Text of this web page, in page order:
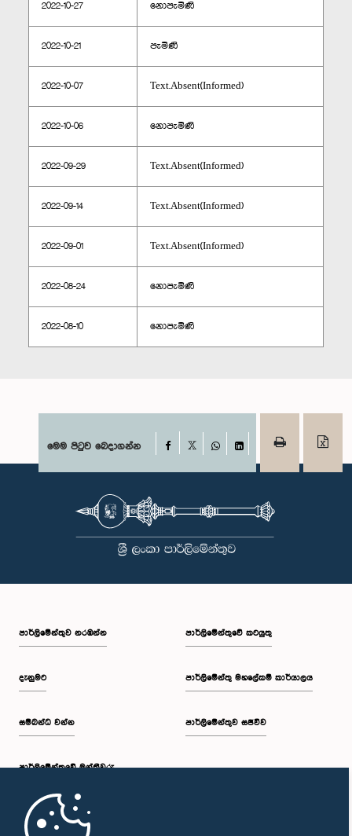
2022-10-27 නොපැමිණි
2022-10-21 පැමිණි
2022-10-07 Text.Absent(Informed)
2022-10-06 නොපැමිණි
2022-09-29 Text.Absent(Informed)
2022-09-14 Text.Absent(Informed)
2022-09-01 Text.Absent(Informed)
2022-08-24 නොපැමිණි
2022-08-10 නොපැමිණි
මෙම පිටුව බෙදාගන්න Facebook
WhatsAppLinkedIn
පාර්ලි‌මේන්තුව නරඹන්න
දැනුමට
සම්බන්ධ වන්න
පාර්ලි‌මේන්තුවේ මන්ත්‍රීවරු
මුල් පිටුව
පාර්ලිමේන්තුවේ කටයුතු
පාර්ලිමේන්තු මහලේකම් කාර්යාලය
පාර්ලිමේන්තුව සජීවීව